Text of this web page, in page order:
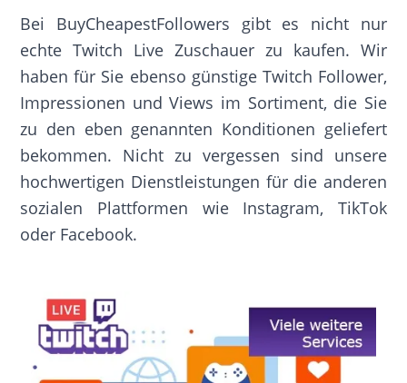
Bei BuyCheapestFollowers gibt es nicht nur
echte Twitch Live Zuschauer zu kaufen. Wir
haben für Sie ebenso günstige Twitch Follower,
Impressionen und Views im Sortiment, die Sie
zu den eben genannten Konditionen geliefert
bekommen. Nicht zu vergessen sind unsere
hochwertigen Dienstleistungen für die anderen
sozialen Plattformen wie Instagram, TikTok
oder Facebook.